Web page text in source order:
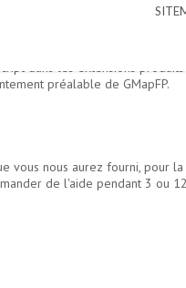
dans les extensions
préalable de GMapFP.
vous nous aurez fourni, pour
de l'aide pendant 3 ou